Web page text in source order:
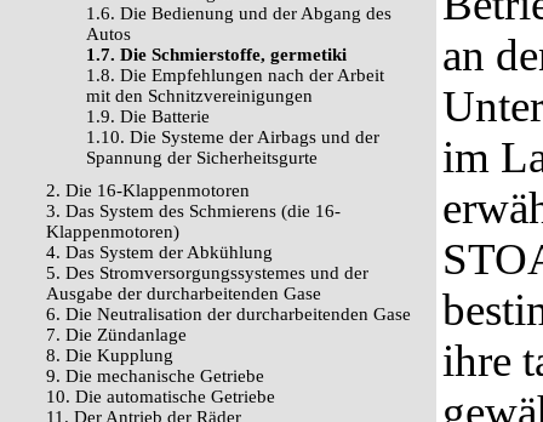
1.6. Die Bedienung und der Abgang des
Autos
1.7. Die Schmierstoffe, germetiki
1.8. Die Empfehlungen nach der Arbeit
mit den Schnitzvereinigungen
1.9. Die Batterie
1.10. Die Systeme der Airbags und der
Spannung der Sicherheitsgurte
2. Die 16-Klappenmotoren
3. Das System des Schmierens (die 16-
Klappenmotoren)
4. Das System der Abkühlung
5. Des Stromversorgungssystemes und der
Ausgabe der durcharbeitenden Gase
6. Die Neutralisation der durcharbeitenden Gase
7. Die Zündanlage
8. Die Kupplung
9. Die mechanische Getriebe
10. Die automatische Getriebe
11. Der Antrieb der Räder
an
im
ihre